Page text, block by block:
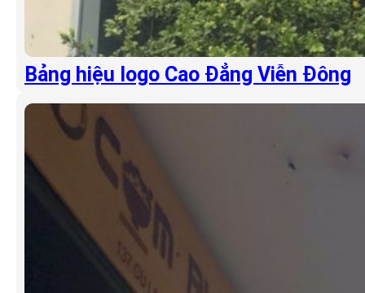
Bảng hiệu logo Cao Đẳng Viễn Đông